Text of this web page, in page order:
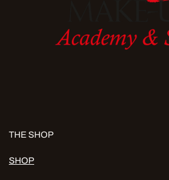
THE SHOP
SHOP